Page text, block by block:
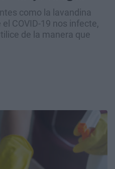
como la lavandina
COVID-19 nos infecte,
de la manera que